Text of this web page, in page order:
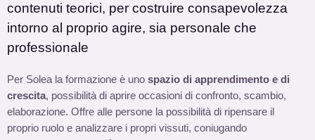
contenuti teorici, per costruire consapevolezza
intorno al proprio agire, sia personale che
professionale
Per Solea la formazione è uno spazio di apprendimento e di
crescita, possibilità di aprire occasioni di confronto, scambio,
elaborazione. Offre alle persone la possibilità di ripensare il
proprio ruolo e analizzare i propri vissuti, coniugando